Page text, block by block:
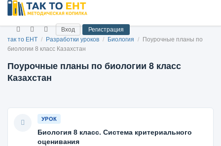
Вход
Регистрация
так то ЕНТ / Разработки уроков / Биология /
Поурочные планы по
биологии 8 класс Казахстан
Поурочные планы по биологии 8 класс
Казахстан
УРОК
Биология 8 класс. Система критериального
оценивания